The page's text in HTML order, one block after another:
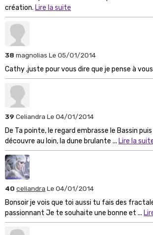
création. Lire la suite
38 magnolias Le 05/01/2014
Cathy ,juste pour vous dire que je pense à
39 Celiandra Le 04/01/2014
De Ta pointe, le regard embrasse le Bassin
découvre au loin, la dune brulante ... Lire la
40 celiandra Le 04/01/2014
Bonsoir je vois que toi aussi tu fais des
passionnant Je te souhaite une bonne et ...